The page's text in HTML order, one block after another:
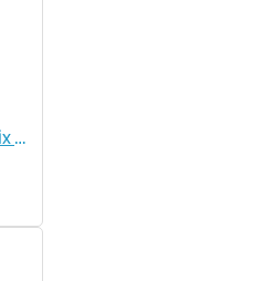
HARDLİNE WHEY 3 MATRİX 2340 GR - 78 PAKET